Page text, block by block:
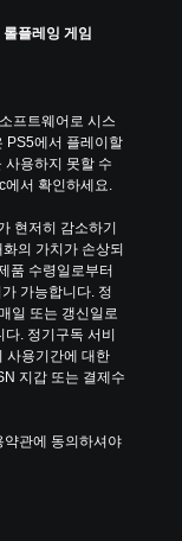
플레잉 게임
프트웨어로 시스
PS5에서 플레이할
사용하지 못할 수
에서 확인하세요.
현저히 감소하기
의 가치가 손상되
품 수령일로부터
가능합니다. 정
일 또는 갱신일로
. 정기구독 서비
사용기간에 대한
지갑 또는 결제수
약관에 동의하셔야